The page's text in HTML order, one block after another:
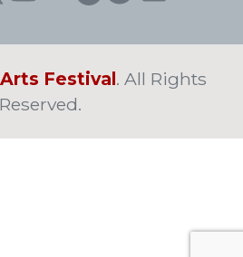
Festival. All Rights
Reserved.